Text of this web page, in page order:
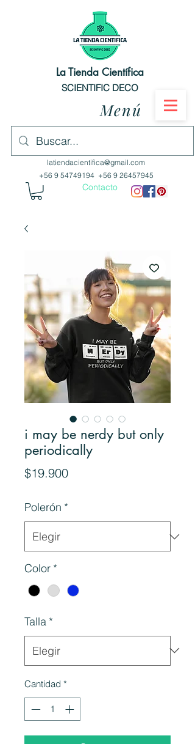
La Tienda Científica
SCIENTIFIC DECO
Menú
latiendacientifica@gmail.com
+56 9 54749194 +56 9 26457945
Contacto
i may be nerdy but only
periodically
$19.900Precio
Polerón *
Color *
Talla *
Cantidad *